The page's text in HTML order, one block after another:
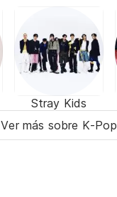
Stray Kids
Ver más sobre K-Pop